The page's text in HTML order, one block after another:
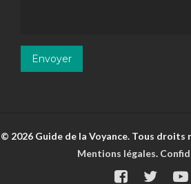
© 2026 Guide de la Voyance. Tous droits
Mentions légales.